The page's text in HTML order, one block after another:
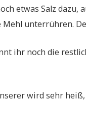
etwas Salz dazu,
unterrühren.
ihr noch die
wird sehr